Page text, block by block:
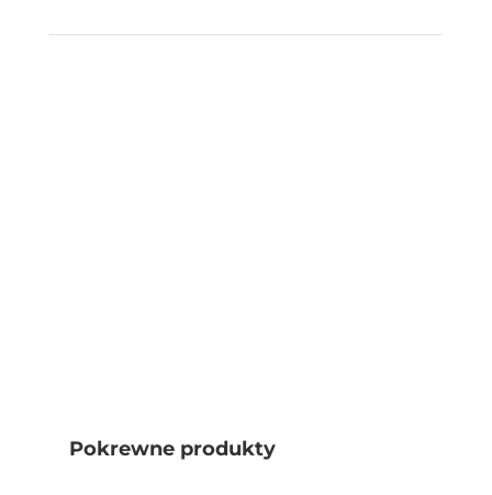
Pokrewne produkty